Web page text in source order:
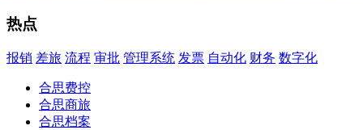
热点
报销 差旅 流程 审批 管理系统 发票 自动化 财务 数字化
合思费控
合思商旅
合思档案